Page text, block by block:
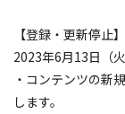
【登録・更新停止】
2023年6月13日（
・コンテンツの新
します。